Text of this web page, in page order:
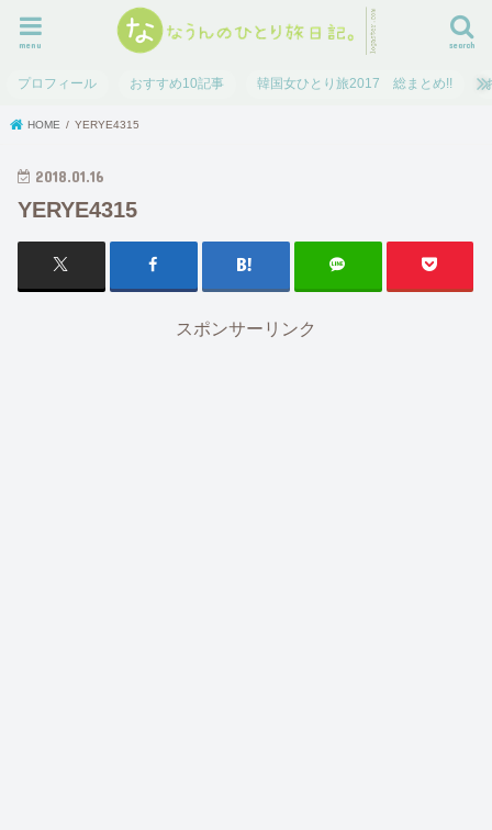
search
menu
プロフィール おすすめ10記事 韓国女ひとり旅2017 総まとめ!!
HOME YERYE4315
2018.01.16
YERYE4315
スポンサーリンク